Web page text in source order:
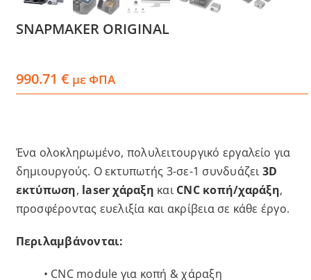
Blog
SNAPMAKER ORIGINAL
990.71 € με ΦΠΑ
Ένα ολοκληρωμένο, πολυλειτουργικό εργαλείο για
δημιουργούς. Ο εκτυπωτής 3-σε-1 συνδυάζει3D
εκτύπωση, laser χάραξη καιCNC κοπή/χαράξη,
προσφέροντας ευελιξία και ακρίβεια σε κάθε έργο.
Περιλαμβάνονται:
• CNC module για κοπή & χάραξη